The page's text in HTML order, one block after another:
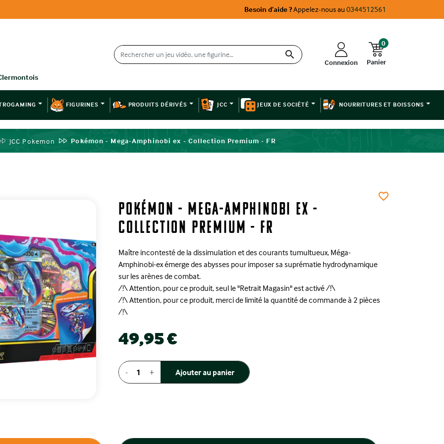
Besoin d’aide ?Appelez-nous au 0344512561

Connexion Panier
0
FIGURINES PRODUITS DÉRIVÉS JCC JEUX DE SOCIÉTÉ NOURRITURES ET BOISSONS
JCC Pokemon Pokémon - Mega-Amphinobi ex - Collection Premium - FR
Pokémon - Mega-Amphinobi ex -
Collection Premium - FR
Maître incontesté de la dissimulation et des courants tumultueux, Méga-
Amphinobi-ex émerge des abysses pour imposer sa suprématie hydrodynamique
sur les arènes de combat.
/!\ Attention, pour ce produit, seul le "Retrait Magasin" est activé /!\
/!\ Attention, pour ce produit, merci de limité la quantité de commande à 2 pièces
/!\
49,95 €
- + Ajouter au panier
favorite_border